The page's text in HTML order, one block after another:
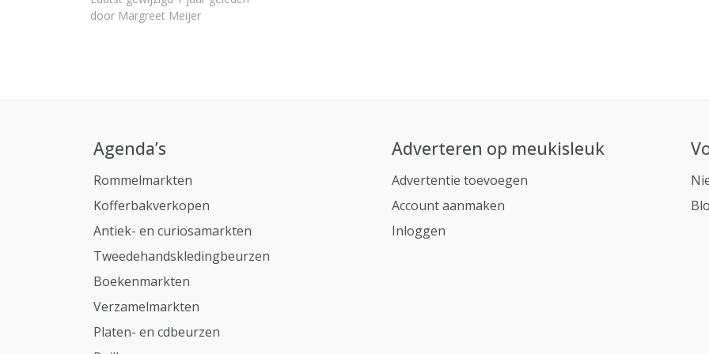
door Margreet Meijer
Agenda’s
Rommelmarkten
Kofferbakverkopen
Antiek- en curiosamarkten
Tweedehandskledingbeurzen
Boekenmarkten
Verzamelmarkten
Platen- en cdbeurzen
Adverteren op meukisleuk
Advertentie toevoegen
Account aanmaken
Inloggen